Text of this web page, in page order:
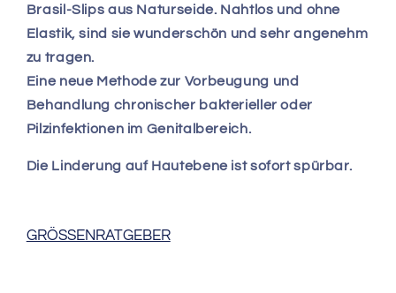
–
gegen
chronische
bakterielle
oder
Pilzinfektionen
im
–
–
gegen
oder
Pilzinfektionen
im
–
Brasil-Slips aus Naturseide. Nahtlos und ohne
Elastik, sind sie wunderschön und sehr angenehm
zu tragen.
Eine neue Methode zur Vorbeugung und
Behandlung chronischer bakterieller oder
Pilzinfektionen im Genitalbereich.
Die Linderung auf Hautebene ist sofort spürbar.
GRÖSSENRATGEBER